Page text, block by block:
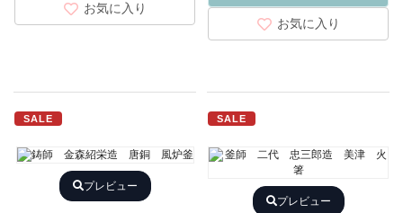
お気に入り
お気に入り
SALE
プレビュー
SALE
プレビュー